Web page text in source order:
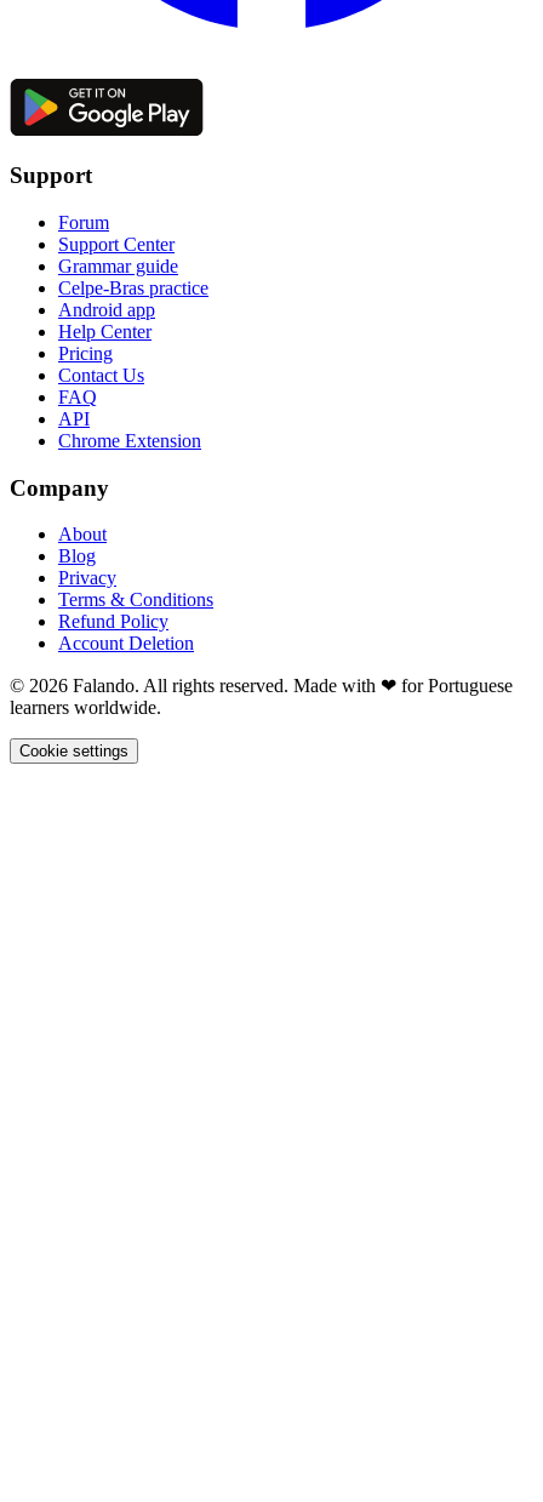
Support
Forum
Support Center
Grammar guide
Celpe-Bras practice
Android app
Help Center
Pricing
Contact Us
FAQ
API
Chrome Extension
Company
About
Blog
Privacy
Terms & Conditions
Refund Policy
Account Deletion
© 2026 Falando. All rights reserved. Made with ❤ for Portuguese
learners worldwide.
Cookie settings